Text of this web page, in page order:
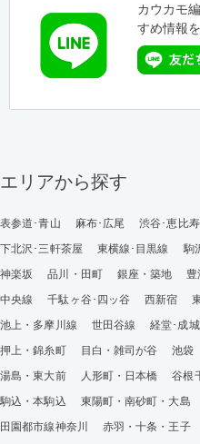
カウカモ
すめ情報
エリアから探す
表参道･青山 麻布･広尾 渋谷･恵比
下北沢･三軒茶屋
東横線･目黒線 駒
神楽坂
品川・田町 銀座・築地 豊
中央線
千駄ヶ谷･四ッ谷 西新宿
池上・多摩川線
世田谷線 経堂･成城
押上・錦糸町
目白・雑司が谷 池袋
湯島・東大前
人形町・日本橋 谷根
駒込・本駒込
東陽町・南砂町・大島
田園都市線神奈川
赤羽・十条・王子